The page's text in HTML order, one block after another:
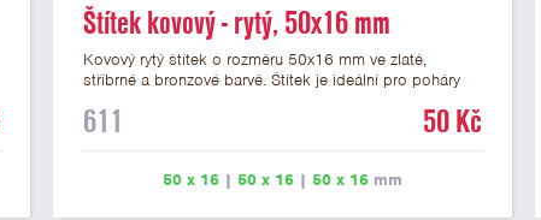
Štítek kovový - rytý, 50x16 mm
Kovový rytý štítek o rozměru 50x16 mm ve zlaté,
stříbrné a bronzové barvě. Štítek je ideální pro poháry
možné vyrýt logo nebo text. U textu doporučujeme
další podklady pro výrobu štítku je možné přiložit v
611 50 Kč
50 x 16| 50 x 16| 50 x 16mm